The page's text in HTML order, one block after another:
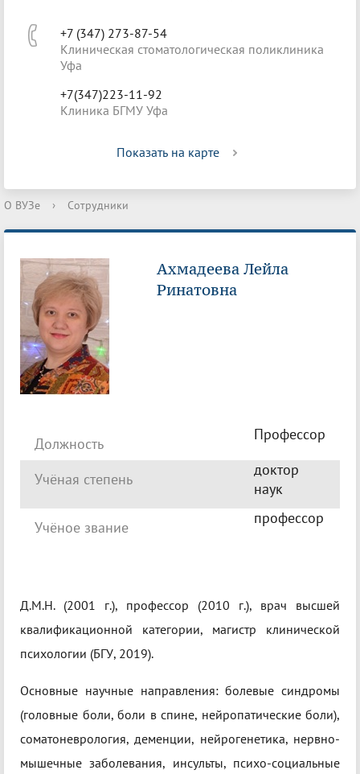
+7 (347) 273-87-54
Клиническая стоматологическая поликлиника
Уфа
+7(347)223-11-92
Клиника БГМУ Уфа
Показать на карте
О ВУЗе › Сотрудники
Ахмадеева Лейла
Ринатовна
Должность
Профессор
Учёная степень
доктор
наук
Учёное звание
профессор
Д.М.Н. (2001 г.), профессор (2010 г.), врач высшей
квалификационной категории, магистр клинической
психологии (БГУ, 2019).
Основные научные направления: болевые синдромы
(головные боли, боли в спине, нейропатические боли),
соматоневрология, деменции, нейрогенетика, нервно-
мышечные заболевания, инсульты, психо-социальные